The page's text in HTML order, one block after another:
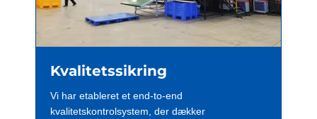
Kvalitetssikring
Vi har etableret et end-to-end
kvalitetskontrolsystem, der dækker